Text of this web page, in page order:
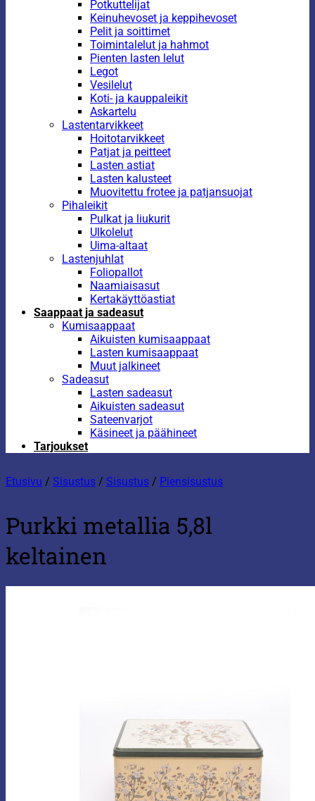
Potkuttelijat
Keinuhevoset ja keppihevoset
Pelit ja soittimet
Toimintalelut ja hahmot
Pienten lasten lelut
Legot
Vesilelut
Koti- ja kauppaleikit
Askartelu
Lastentarvikkeet
Hoitotarvikkeet
Patjat ja peitteet
Lasten astiat
Lasten kalusteet
Muovitettu frotee ja patjansuojat
Pihaleikit
Pulkat ja liukurit
Ulkolelut
Uima-altaat
Lastenjuhlat
Foliopallot
Naamiaisasut
Kertakäyttöastiat
Saappaat ja sadeasut
Kumisaappaat
Aikuisten kumisaappaat
Lasten kumisaappaat
Muut jalkineet
Sadeasut
Lasten sadeasut
Aikuisten sadeasut
Sateenvarjot
Käsineet ja päähineet
Tarjoukset
Etusivu / Sisustus / Sisustus / Piensisustus
Purkki metallia 5,8l
keltainen